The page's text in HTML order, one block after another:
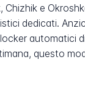
e
dedicati.
automatici
questo